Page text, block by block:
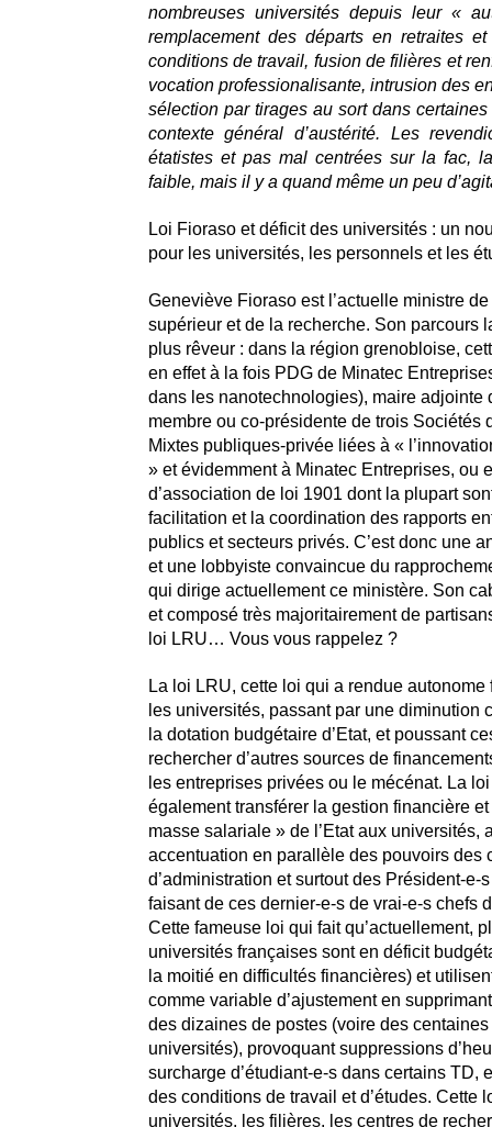
nombreuses universités depuis leur «
remplacement des départs en retraites
conditions de travail, fusion de filières et
vocation professionalisante, intrusion des
sélection par tirages au sort dans
contexte général d’austérité. Les
étatistes et pas mal centrées sur la fac,
faible, mais il y a quand même un peu
Loi Fioraso et déficit des universités : un
pour les universités, les personnels et les
Geneviève Fioraso est l’actuelle ministre
supérieur et de la recherche. Son parcours
plus rêveur : dans la région grenobloise,
en effet à la fois PDG de Minatec
dans les nanotechnologies), maire adjointe
membre ou co-présidente de trois Sociétés
Mixtes publiques-privée liées à «
» et évidemment à Minatec Entreprises, ou
d’association de loi 1901 dont la plupart
facilitation et la coordination des rapports
publics et secteurs privés. C’est donc une
et une lobbyiste convaincue du
qui dirige actuellement ce ministère. Son
et composé très majoritairement de
loi LRU… Vous vous rappelez ?
La loi LRU, cette loi qui a rendue autonome
les universités, passant par une diminution
la dotation budgétaire d’Etat, et poussant
rechercher d’autres sources de
les entreprises privées ou le mécénat. La
également transférer la gestion financière
masse salariale » de l’Etat aux universités,
accentuation en parallèle des pouvoirs des
d’administration et surtout des Président-e-
faisant de ces dernier-e-s de vrai-e-s chefs
Cette fameuse loi qui fait qu’actuellement,
universités françaises sont en déficit
la moitié en difficultés financières) et
comme variable d’ajustement en
des dizaines de postes (voire des
universités), provoquant suppressions
surcharge d’étudiant-e-s dans certains TD,
des conditions de travail et d’études. Cette
universités, les filières, les centres de